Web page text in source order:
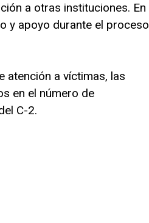
a otras instituciones. En
y apoyo durante el proceso
atención a víctimas, las
en el número de
C-2.